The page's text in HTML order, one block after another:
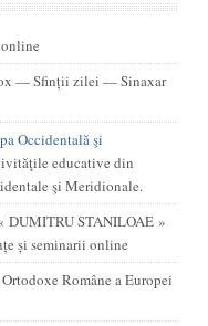
— Sfinții zilei — Sinaxar
Occidentală şi
educative din
şi Meridionale.
și seminarii online
Române a Europei